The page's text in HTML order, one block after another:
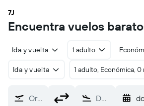
7J
Encuentra vuelos
Ida y vuelta 1 adulto
Ida y vuelta 1 adulto, Económica, 0
Origen Destino